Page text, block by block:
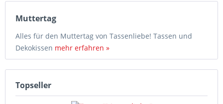
Muttertag
Alles für den Muttertag von Tassenliebe! Tassen und
Dekokissen mehr erfahren »
Topseller